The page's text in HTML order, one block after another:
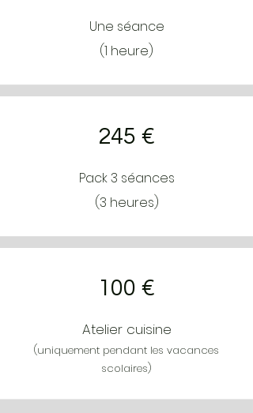
Une séance
(1 heure)
245 €
Pack 3 séances
(3 heures)
100 €
Atelier cuisine
(uniquement pendant les vacances
scolaires)